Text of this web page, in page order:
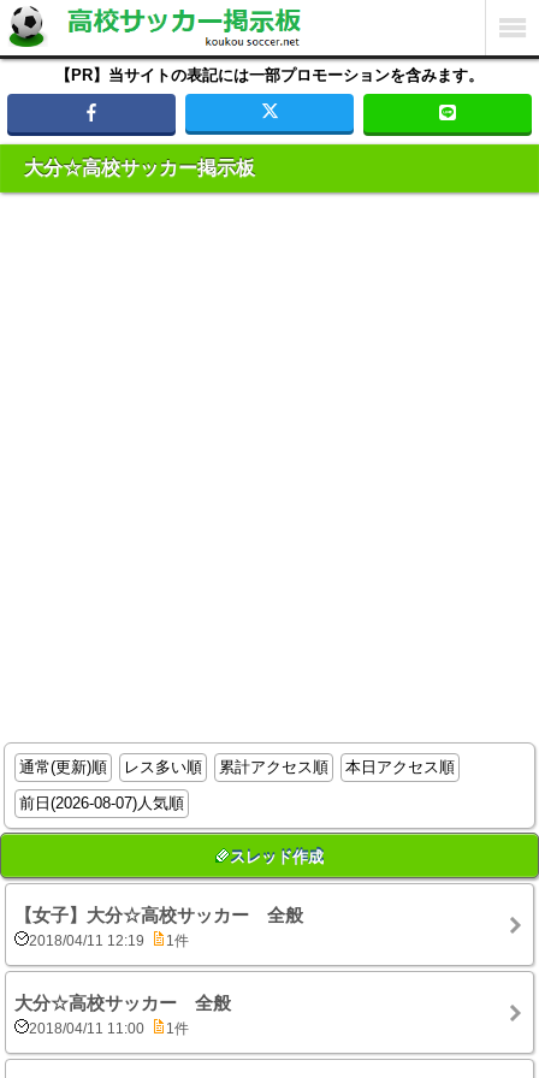
【PR】当サイトの表記には一部プロモーションを含みます。
大分☆高校サッカー掲示板
通常(更新)順 レス多い順 累計アクセス順
本日アクセス順
前日(2026-08-07)人気順
スレッド作成
【女子】大分☆高校サッカー 全般
2018/04/11 12:19 1件
大分☆高校サッカー 全般
2018/04/11 11:00 1件